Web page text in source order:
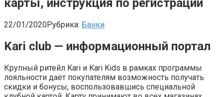
карты, инструкция по регистрации
22/01/2020Рубрика: Банки
Kari club — информационный портал
Крупный ритейл Kari и Kari Kids в рамках программы
лояльности даёт покупателям возможность получать
скидки и бонусы, воспользовавшись специальной